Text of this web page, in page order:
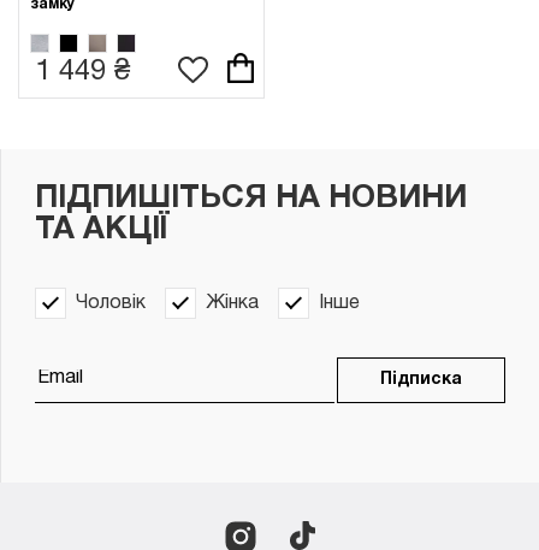
замку
1 449 ₴
ПІДПИШІТЬСЯ НА НОВИНИ
ТА АКЦІЇ
Чоловік Жінка Інше
Підписка